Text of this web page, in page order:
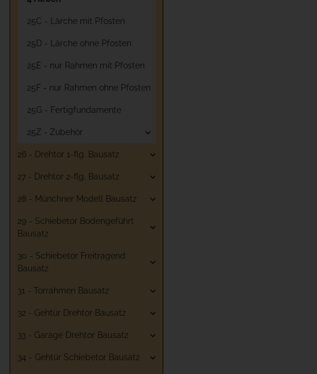
25C - Lärche mit Pfosten
25D - Lärche ohne Pfosten
25E - nur Rahmen mit Pfosten
25F - nur Rahmen ohne Pfosten
25G - Fertigfundamente
25Z - Zubehör
26 - Drehtor 1-flg. Bausatz
27 - Drehtor 2-flg. Bausatz
28 - Münchner Modell Bausatz
29 - Schiebetor Bodengeführt
Bausatz
30 - Schiebetor Freitragend
Bausatz
31 - Torrahmen Bausatz
32 - Gehtür Drehtor Bausatz
33 - Garage Drehtor Bausatz
34 - Gehtür Schiebetor Bausatz